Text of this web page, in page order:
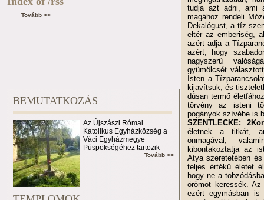
Tovább >>
tudja azt adni, ami
magához rendeli
Dekalógust, a tíz
eltér az emberiség,
azért adja a
azért, hogy
nagyszerű
gyümölcsét
Isten a
kijavítsuk, és
dúsan termő
törvény az isteni
pogányok szívébe is
SZENTLECKE:
életnek a titkát,
önmagával,
kibontakoztatja az
Atya szeretetében
teljes értékű életet
hogy ne a
örömöt keressék. Az
ezért egymásban is
BEMUTATKOZÁS
Az Újszászi Római
Katolikus Egyházközség a
Váci Egyházmegye
Püspökségéhez tartozik
Tovább >>